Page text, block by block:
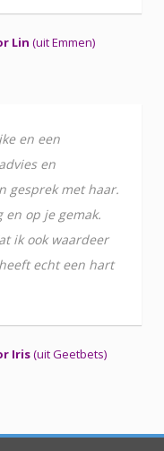
Lin (uit Emmen)
en een
en
gesprek met haar.
en op je gemak.
ik ook waardeer
echt een hart
Iris(uit Geetbets)